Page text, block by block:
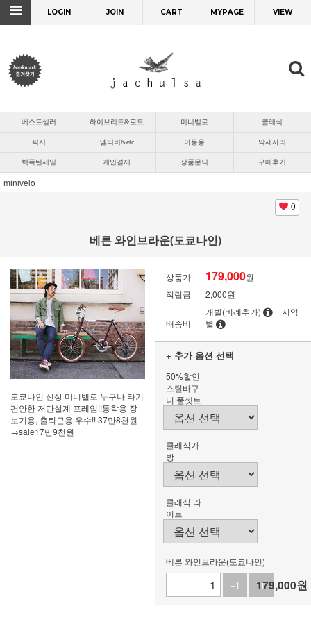
LOGIN JOIN CART MYPAGE VIEW
베스트셀러 하이브리드&로드 미니벨로 클래식
픽시 엠티비&etc 아동용 악세사리
핵폭탄세일 개인결제 상품문의 구매후기
minivelo
0
베른 와인브라운(도쿄나인)
도쿄나인 신상 미니벨로 누구나 타기
편안한 저단설계 프레임!!통학용 장
보기용, 출퇴근용 우수!! 37만8천원
→sale17만9천원
상품가 179,000원
적립금
2,000원
배송비
개별(비례추가)
지역
별
+ 추가 옵션 선택
50%할인
스틸바구
니 풀셋트
클래식가
방
클래식 라
이트
베른 와인브라운(도쿄나인)
+1
-1
179,000원